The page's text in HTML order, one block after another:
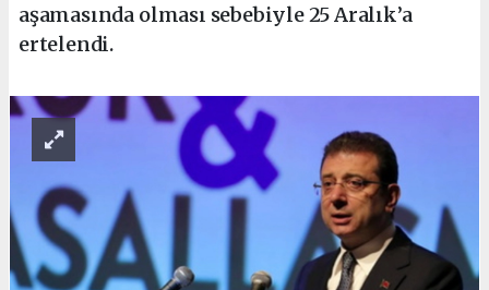
aşamasında olması sebebiyle 25 Aralık’a
ertelendi.